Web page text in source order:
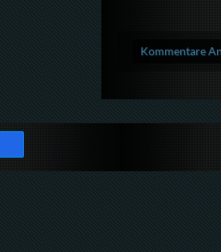
Kommentare